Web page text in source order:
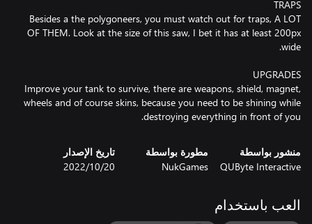
Besides a the polygoneers, you must watch out for traps, A LOT
OF THEM. Look at the size of this saw, I bet it has at least 200px
Improve your tank to survive, there are weapons, shield, magnet,
wheels and of course skins, because you need to be shining while
destroying everything in front of you.
منشور بواسطة
QUByte Interactive
مطورة بواسطة
NukGames
تاريخ الإصدار
20‏/10‏/2022
العب باستخدام